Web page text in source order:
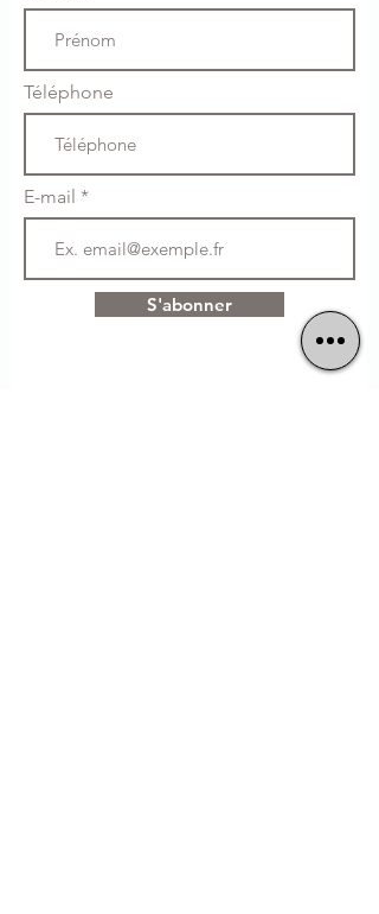
Téléphone
E-mail
S'abonner